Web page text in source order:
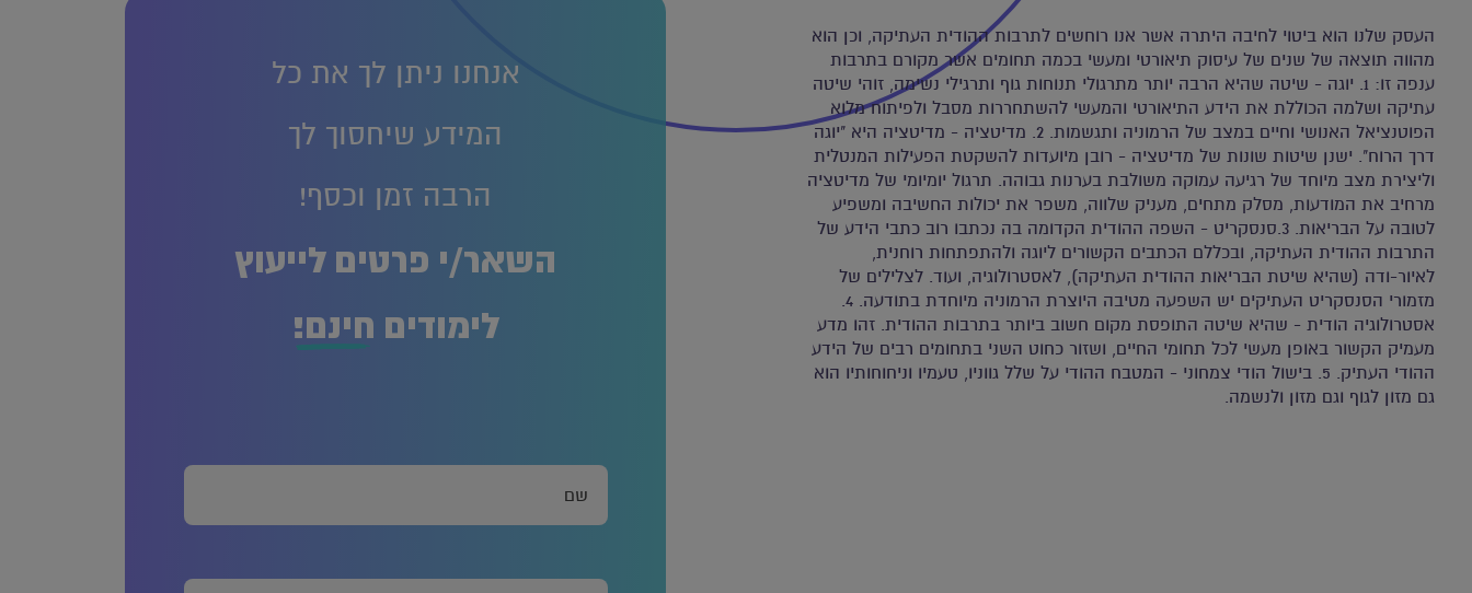
העסק שלנו הוא ביטוי לחיבה היתרה אשר אנו רוחשים לתרבות ההודית העתיקה, וכן הוא
מהווה תוצאה של שנים של עיסוק תיאורטי ומעשי בכמה תחומים אשר מקורם בתרבות
ענפה זו: 1. יוגה - שיטה שהיא הרבה יותר מתרגולי תנוחות גוף ותרגילי נשימה, זוהי שיטה
עתיקה ושלמה הכוללת את הידע התיאורטי והמעשי להשתחררות מסבל ולפיתוח מלוא
הפוטנציאל האנושי וחיים במצב של הרמוניה ותגשמות. 2. מדיטציה - מדיטציה היא "יוגה
דרך הרוח". ישנן שיטות שונות של מדיטציה - רובן מיועדות להשקטת הפעילות המנטלית
וליצירת מצב מיוחד של רגיעה עמוקה משולבת בערנות גבוהה. תרגול יומיומי של מדיטציה
מרחיב את המודעות, מסלק מתחים, מעניק שלווה, משפר את יכולות החשיבה ומשפיע
לטובה על הבריאות. 3.סנסקריט - השפה ההודית הקדומה בה נכתבו רוב כתבי הידע של
התרבות ההודית העתיקה, ובכללם הכתבים הקשורים ליוגה ולהתפתחות רוחנית,
לאיור-ודה (שהיא שיטת הבריאות ההודית העתיקה), לאסטרולוגיה, ועוד. לצלילים של
מזמורי הסנסקריט העתיקים יש השפעה מטיבה היוצרת הרמוניה מיוחדת בתודעה. 4.
אסטרולוגיה הודית - שהיא שיטה התופסת מקום חשוב ביותר בתרבות ההודית. זהו מדע
מעמיק הקשור באופן מעשי לכל תחומי החיים, ושזור כחוט השני בתחומים רבים של הידע
ההודי העתיק. 5. בישול הודי צמחוני - המטבח ההודי על שלל גווניו, טעמיו וניחוחותיו הוא
גם מזון לגוף וגם מזון ולנשמה.
אנחנו ניתן לך את כל
המידע שיחסוך לך
הרבה זמן וכסף!
השאר/י פרטים לייעוץ
לימודים חינם!